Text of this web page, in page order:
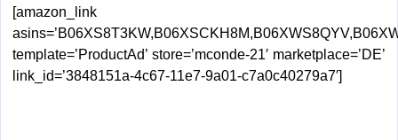
[amazon_link
template=’ProductAd’ store=’mconde-21′ marketplace=’DE’
link_id=’3848151a-4c67-11e7-9a01-c7a0c40279a7′]